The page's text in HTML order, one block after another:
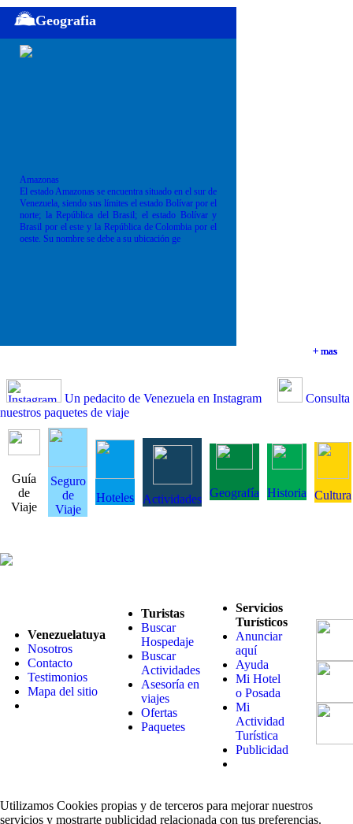
+ mas
+ mas
+ mas
Geografia
Amazonas
El estado Amazonas se encuentra situado en el sur de
Venezuela, siendo sus límites el estado Bolívar por el
norte; la República del Brasil; el estado Bolívar y
Brasil por el este y la República de Colombia por el
oeste. Su nombre se debe a su ubicación ge
+ mas
Un pedacito de Venezuela en Instagram
Consulta
nuestros paquetes de viaje
Guía
de
Viaje
Seguro
de
Viaje
Hoteles Actividades Geografía Historia Cultura
Venezuelatuya
Nosotros
Contacto
Testimonios
Mapa del sitio
Turistas
Buscar
Hospedaje
Buscar
Actividades
Asesoría en
viajes
Ofertas
Paquetes
Servicios
Turísticos
Anunciar
aquí
Ayuda
Mi Hotel
o Posada
Mi
Actividad
Turística
Publicidad
Utilizamos Cookies propias y de terceros para mejorar nuestros
servicios y mostrarte publicidad relacionada con tus preferencias.